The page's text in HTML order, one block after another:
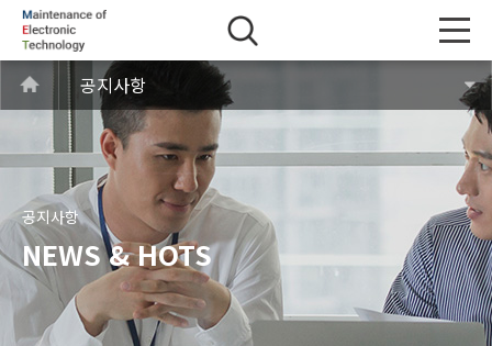
공지사항
공지사항
NEWS & HOTS